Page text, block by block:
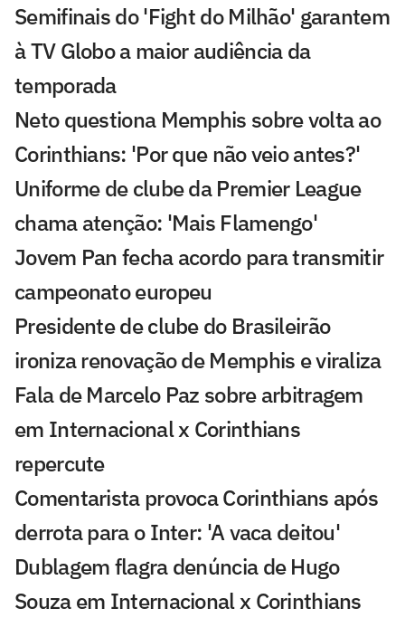
Semifinais do 'Fight do Milhão' garantem
à TV Globo a maior audiência da
temporada
Neto questiona Memphis sobre volta ao
Corinthians: 'Por que não veio antes?'
Uniforme de clube da Premier League
chama atenção: 'Mais Flamengo'
Jovem Pan fecha acordo para transmitir
campeonato europeu
Presidente de clube do Brasileirão
ironiza renovação de Memphis e viraliza
Fala de Marcelo Paz sobre arbitragem
em Internacional x Corinthians
repercute
Comentarista provoca Corinthians após
derrota para o Inter: 'A vaca deitou'
Dublagem flagra denúncia de Hugo
Souza em Internacional x Corinthians